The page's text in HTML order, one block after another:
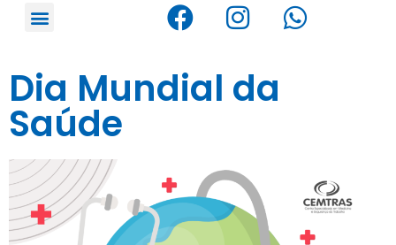
Dia Mundial da
Saúde